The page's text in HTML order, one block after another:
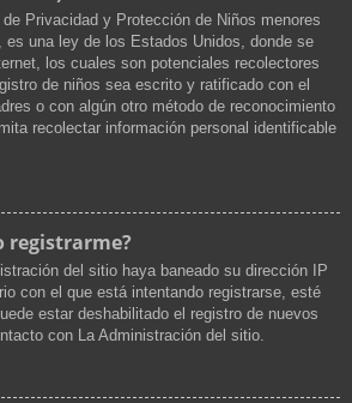
Privacidad y Protección de Niños menores
es una ley de los Estados Unidos, donde se
los cuales son potenciales recolectores
de niños sea escrito y ratificado con el
o con algún otro método de reconocimiento
recolectar información personal identificable
registrarme?
del sitio haya baneado su dirección IP
con el que está intentando registrarse, esté
estar deshabilitado el registro de nuevos
con La Administración del sitio.